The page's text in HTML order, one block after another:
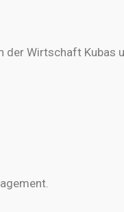
Wirtschaft Kubas